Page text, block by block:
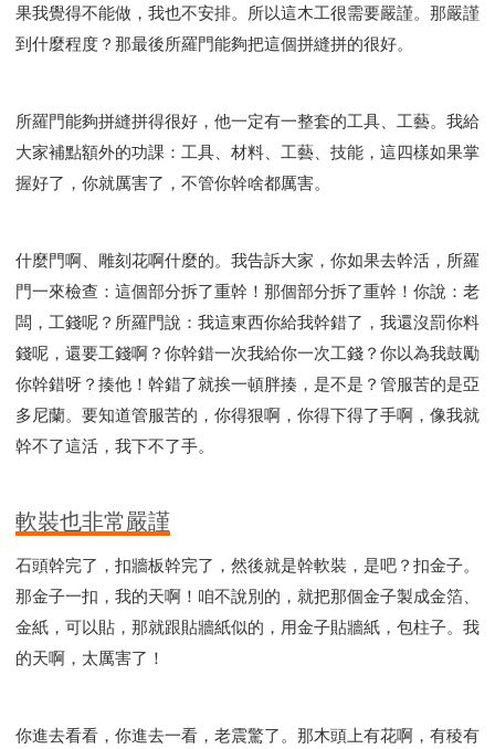
果我覺得不能做，我也不安排。所以這木工很需要嚴謹。那嚴謹
到什麼程度？那最後所羅門能夠把這個拼縫拼的很好。
所羅門能夠拼縫拼得很好，他一定有一整套的工具、工藝。我給
大家補點額外的功課：工具、材料、工藝、技能，這四樣如果掌
握好了，你就厲害了，不管你幹啥都厲害。
什麼門啊、雕刻花啊什麼的。我告訴大家，你如果去幹活，所羅
門一來檢查：這個部分拆了重幹！那個部分拆了重幹！你說：老
闆，工錢呢？所羅門說：我這東西你給我幹錯了，我還沒罰你料
錢呢，還要工錢啊？你幹錯一次我給你一次工錢？你以為我鼓勵
你幹錯呀？揍他！幹錯了就挨一頓胖揍，是不是？管服苦的是亞
多尼蘭。要知道管服苦的，你得狠啊，你得下得了手啊，像我就
幹不了這活，我下不了手。
軟裝也非常嚴謹
石頭幹完了，扣牆板幹完了，然後就是幹軟裝，是吧？扣金子。
那金子一扣，我的天啊！咱不說別的，就把那個金子製成金箔、
金紙，可以貼，那就跟貼牆紙似的，用金子貼牆紙，包柱子。我
的天啊，太厲害了！
你進去看看，你進去一看，老震驚了。那木頭上有花啊，有稜有